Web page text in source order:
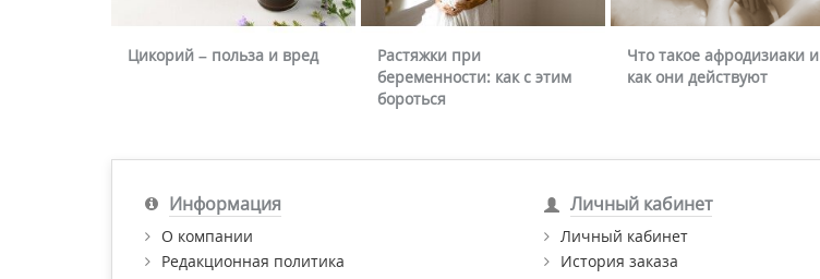
Цикорий – польза и вред
Растяжки при
беременности: как с этим
бороться
Что такое афродизиаки и
как они действуют
Информация
О компании
Редакционная политика
Личный кабинет
Личный кабинет
История заказа